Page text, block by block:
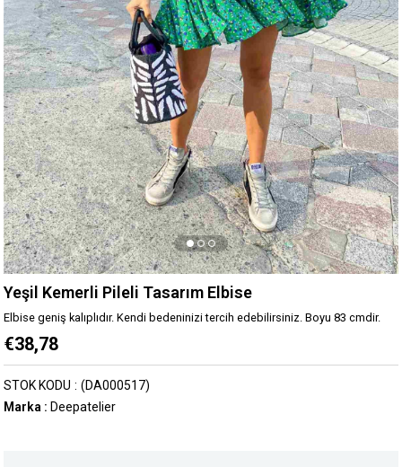
Yeşil Kemerli Pileli Tasarım Elbise
Elbise geniş kalıplıdır. Kendi bedeninizi tercih edebilirsiniz. Boyu 83 cmdir.
€38,78
(DA000517)
STOK KODU
Marka : Deepatelier